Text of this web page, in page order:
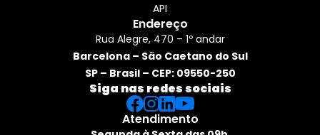
API
Endereço
Rua Alegre, 470 – 1º andar
Barcelona – São Caetano do Sul
SP – Brasil – CEP: 09550-250
Siga nas redes sociais
Atendimento